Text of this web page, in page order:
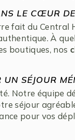
LE CŒUR
fait du
À
boutiques, nos
SÉJOUR
Notre équipe
séjour
pour vos